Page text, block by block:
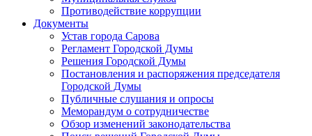
Противодействие коррупции
Документы
Устав города Сарова
Регламент Городской Думы
Решения Городской Думы
Постановления и распоряжения председателя
Городской Думы
Публичные слушания и опросы
Меморандум о сотрудничестве
Обзор изменений законодательства